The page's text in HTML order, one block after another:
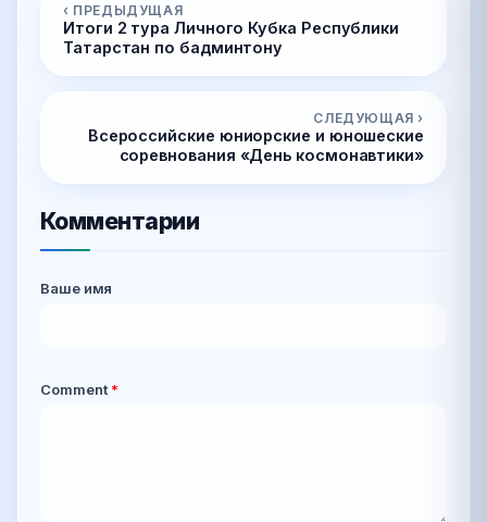
‹ ПРЕДЫДУЩАЯ
Итоги 2 тура Личного Кубка Республики
Татарстан по бадминтону
СЛЕДУЮЩАЯ ›
Всероссийские юниорские и юношеские
соревнования «День космонавтики»
Комментарии
Ваше имя
Comment *